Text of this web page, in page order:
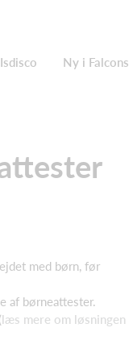
Ny i Falcons
med børn, før
af børneattester.
læs mere om løsningen